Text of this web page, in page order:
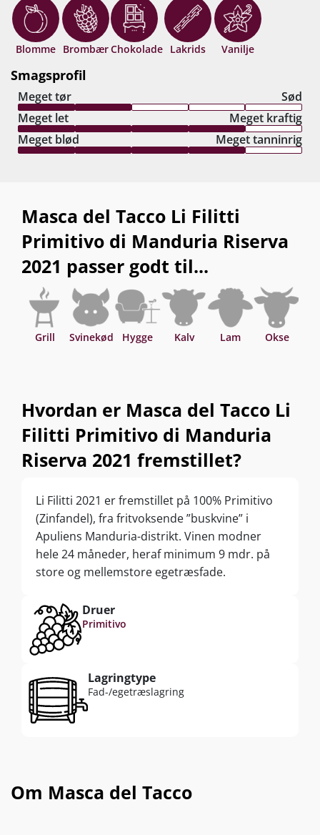
Blomme BrombærChokolade Lakrids Vanilje
Smagsprofil
Meget tør
Sød
Meget let
Meget kraftig
Meget blød
Meget tanninrig
Masca del Tacco Li Filitti
Primitivo di Manduria Riserva
2021 passer godt til...
Grill Svinekød Hygge Kalv Lam Okse
Hvordan er Masca del Tacco Li
Filitti Primitivo di Manduria
Riserva 2021 fremstillet?
Li Filitti 2021 er fremstillet på 100% Primitivo
(Zinfandel), fra fritvoksende ”buskvine” i
Apuliens Manduria-distrikt. Vinen modner
hele 24 måneder, heraf minimum 9 mdr. på
store og mellemstore egetræsfade.
Druer
Primitivo
Lagringtype
Fad-/egetræslagring
Om Masca del Tacco